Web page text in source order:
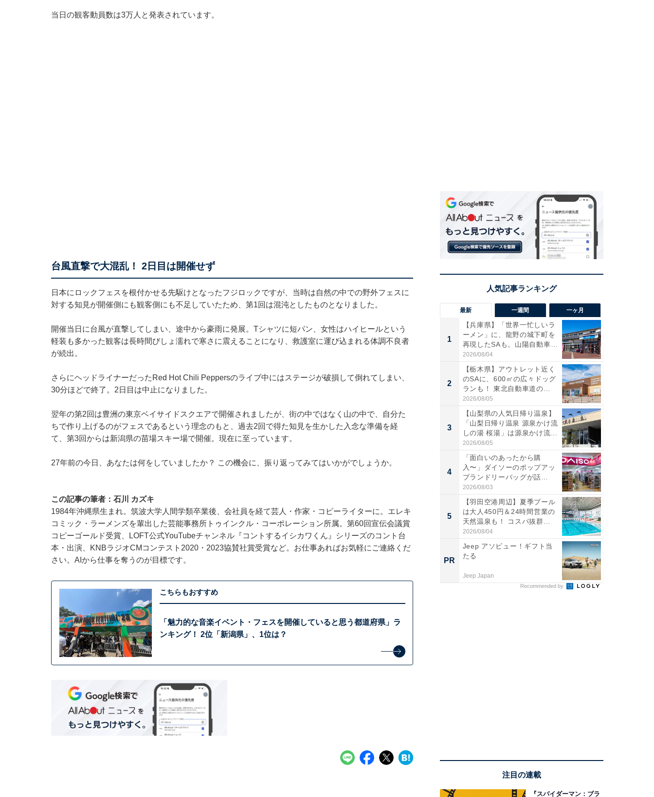
当日の観客動員数は3万人と発表されています。
台風直撃で大混乱！ 2日目は開催せず
日本にロックフェスを根付かせる先駆けとなったフジロックですが、当時は自然の中での野外フェスに
対する知見が開催側にも観客側にも不足していたため、第1回は混沌としたものとなりました。
開催当日に台風が直撃してしまい、途中から豪雨に発展。Tシャツに短パン、女性はハイヒールという
軽装も多かった観客は長時間びしょ濡れで寒さに震えることになり、救護室に運び込まれる体調不良者
が続出。
さらにヘッドライナーだったRed Hot Chili Peppersのライブ中にはステージが破損して倒れてしまい、
30分ほどで終了。2日目は中止になりました。
翌年の第2回は豊洲の東京ベイサイドスクエアで開催されましたが、街の中ではなく山の中で、自分た
ちで作り上げるのがフェスであるという理念のもと、過去2回で得た知見を生かした入念な準備を経
て、第3回からは新潟県の苗場スキー場で開催。現在に至っています。
27年前の今日、あなたは何をしていましたか？ この機会に、振り返ってみてはいかがでしょうか。
この記事の筆者： 石川 カズキ
1984年沖縄県生まれ。筑波大学人間学類卒業後、会社員を経て芸人・作家・コピーライターに。エレキ
コミック・ラーメンズを輩出した芸能事務所トゥインクル・コーポレーション所属。第60回宣伝会議賞
コピーゴールド受賞、LOFT公式YouTubeチャンネル『コントするイシカワくん』シリーズのコント台
本・出演、KNBラジオCMコンテスト2020・2023協賛社賞受賞など。お仕事あればお気軽にご連絡くだ
さい。AIから仕事を奪うのが目標です。
こちらもおすすめ
「魅力的な音楽イベント・フェスを開催していると思う都道府県」ラ
ンキング！ 2位「新潟県」、1位は？
最新 一週間 一ヶ月
1
【兵庫県】「世界一忙しいラ
ーメン」に、龍野の城下町を
再現したSAも。山陽自動車
道...
2026/08/04
2
【栃木県】アウトレット近く
のSAに、600㎡の広々ドッグ
ランも！ 東北自動車道の...
2026/08/05
3
【山梨県の人気日帰り温泉】
「山梨日帰り温泉 源泉かけ流
しの湯 桜湯」は源泉かけ流...
2026/08/05
4
「面白いのあったから購
入〜」ダイソーのポップアッ
プランドリーバッグが話
題。“さま...
2026/08/03
5
【羽田空港周辺】夏季プール
は大人450円＆24時間営業の
天然温泉も！ コスパ抜群...
2026/08/04
PR
Jeep アソビュー！ギフト当
たる
Jeep Japan
Recommended by
注目の連載
『スパイダーマン：ブラ